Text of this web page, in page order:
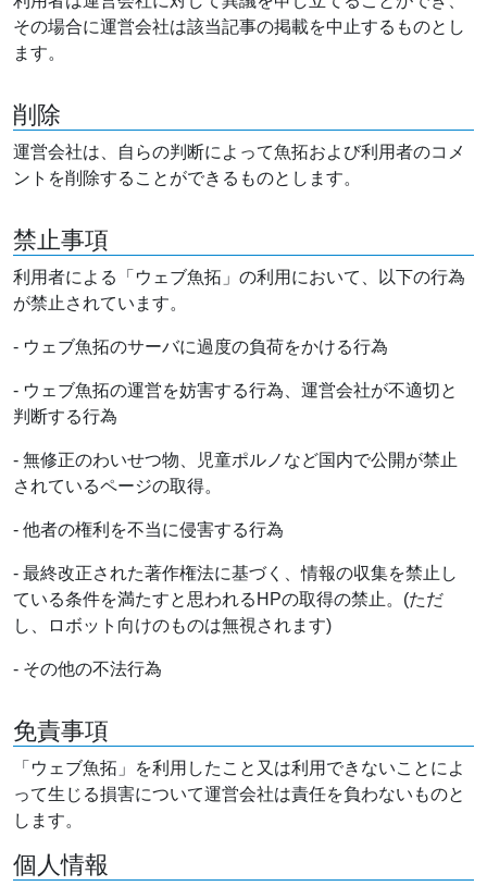
その場合に運営会社は該当記事の掲載を中止するものとし
ます。
削除
運営会社は、自らの判断によって魚拓および利用者のコメ
ントを削除することができるものとします。
禁止事項
利用者による「ウェブ魚拓」の利用において、以下の行為
が禁止されています。
- ウェブ魚拓のサーバに過度の負荷をかける行為
- ウェブ魚拓の運営を妨害する行為、運営会社が不適切と
判断する行為
- 無修正のわいせつ物、児童ポルノなど国内で公開が禁止
されているページの取得。
- 他者の権利を不当に侵害する行為
- 最終改正された著作権法に基づく、情報の収集を禁止し
ている条件を満たすと思われるHPの取得の禁止。(ただ
し、ロボット向けのものは無視されます)
- その他の不法行為
免責事項
「ウェブ魚拓」を利用したこと又は利用できないことによ
って生じる損害について運営会社は責任を負わないものと
します。
個人情報